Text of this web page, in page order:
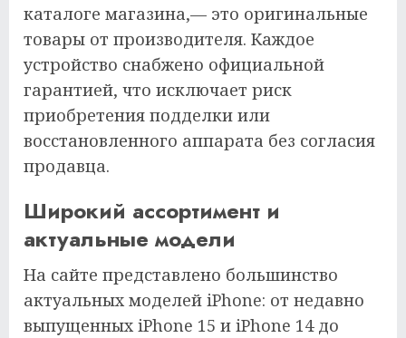
каталоге магазина,— это оригинальные
товары от производителя. Каждое
устройство снабжено официальной
гарантией, что исключает риск
приобретения подделки или
восстановленного аппарата без согласия
продавца.
Широкий ассортимент и
актуальные модели
На сайте представлено большинство
актуальных моделей iPhone: от недавно
выпущенных iPhone 15 и iPhone 14 до